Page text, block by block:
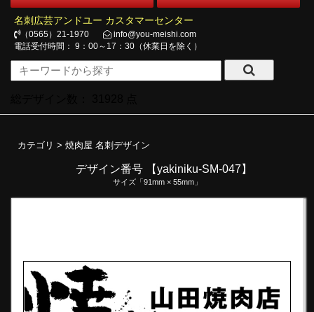
名刺広芸アンドユー カスタマーセンター
（0565）21-1970
info@you-meishi.com
電話受付時間： 9：00～17：30（休業日を除く）
カテゴリ > 焼肉屋 名刺デザイン
デザイン番号 【yakiniku-SM-047】
サイズ「91mm × 55mm」